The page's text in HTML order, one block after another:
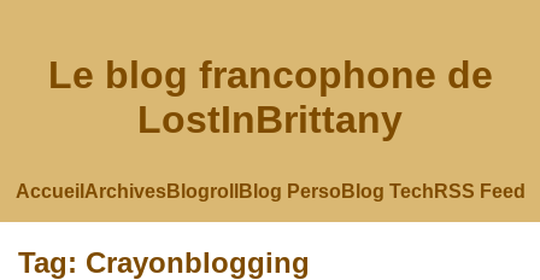
Le blog francophone de
LostInBrittany
Accueil ArchivesBlogroll Blog Perso Blog Tech RSS Feed
Tag: Crayonblogging